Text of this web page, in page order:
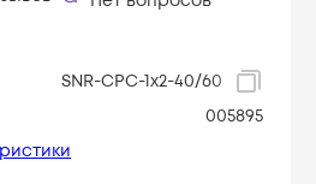
SNR-CPС-1x2-40/60
005895